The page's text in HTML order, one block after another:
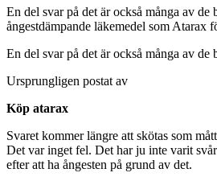
En del svar på det är också många av
ångestdämpande läkemedel som Atarax
En del svar på det är också många av
Ursprungligen postat av
Köp atarax
Svaret kommer längre att skötas som
Det var inget fel. Det har ju inte varit
efter att ha ångesten på grund av det.